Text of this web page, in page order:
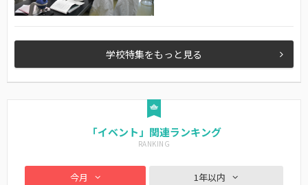
学校特集をもっと見る
「イベント」関連ランキング
今月 1年以内